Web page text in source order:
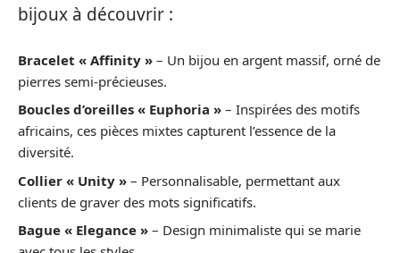
bijoux à découvrir :
Bracelet « Affinity » – Un bijou en argent massif, orné de
pierres semi-précieuses.
Boucles d’oreilles « Euphoria » – Inspirées des motifs
africains, ces pièces mixtes capturent l’essence de la
diversité.
Collier « Unity » – Personnalisable, permettant aux
clients de graver des mots significatifs.
Bague « Elegance » – Design minimaliste qui se marie